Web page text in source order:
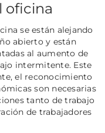
oficina
se están alejando
abierto y están
al aumento de
intermitente. Este
el reconocimiento
son necesarias
tanto de trabajo
de trabajadores